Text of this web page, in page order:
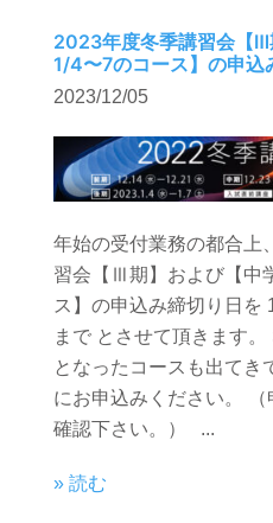
2023年度冬季講習会【
1/4〜7のコース】の申込
2023/12/05
年始の受付業務の都合上
習会【Ⅲ期】および【中
ス】の申込み締切り日を
まで とさせて頂きます
となったコースも出てき
にお申込みください。
確認下さい。） ...
» 読む